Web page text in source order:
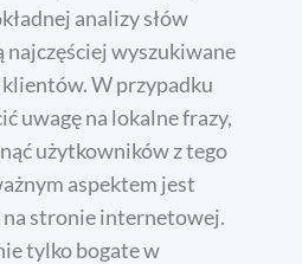
analizy słów
najczęściej wyszukiwane
W przypadku
uwagę na lokalne frazy,
użytkowników z tego
aspektem jest
stronie internetowej.
tylko bogate w